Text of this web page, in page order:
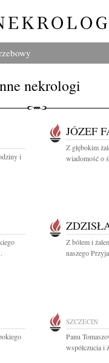
nekrologi
i
JÓZEF
Z głębokim
wiadomość o
Z bólem i
naszego
SZCZECIN
Panu
współczucia i